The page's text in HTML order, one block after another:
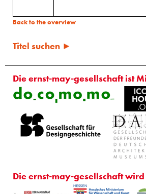
Back to the overview
Titel suchen ►
Die ernst-may-gesellschaft ist
Die ernst-may-gesellschaft